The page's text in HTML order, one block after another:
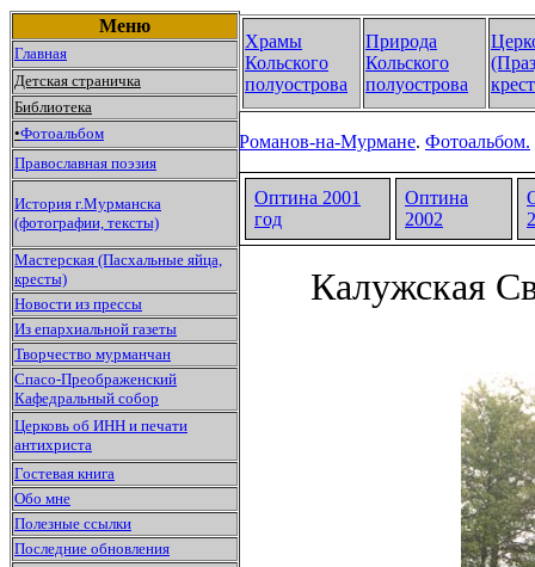
Меню
Главная
Детская страничка
Библиотека
•Фотоальбом
Православная поэзия
История г.Мурманска
(фотографии, тексты)
Мастерская (Пасхальные яйца,
кресты)
Новости из прессы
Из епархиальной газеты
Творчество мурманчан
Спасо-Преображенский
Кафедральный собор
Церковь об ИНН и печати
антихриста
Гостевая книга
Обо мне
Полезные ссылки
Последние обновления
Храмы
Кольского
полуострова
Природа
Кольского
полуострова
Романов-на-Мурмане. Фотоальбом.
Оптина 2001
год
Оптина
2002
Калужская